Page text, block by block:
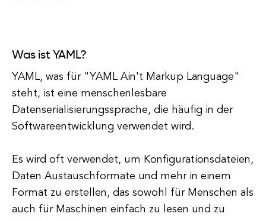
Was ist YAML?
YAML, was für "YAML Ain't Markup Language"
steht, ist eine menschenlesbare
Datenserialisierungssprache, die häufig in der
Softwareentwicklung verwendet wird.
Es wird oft verwendet, um Konfigurationsdateien,
Daten Austauschformate und mehr in einem
Format zu erstellen, das sowohl für Menschen als
auch für Maschinen einfach zu lesen und zu